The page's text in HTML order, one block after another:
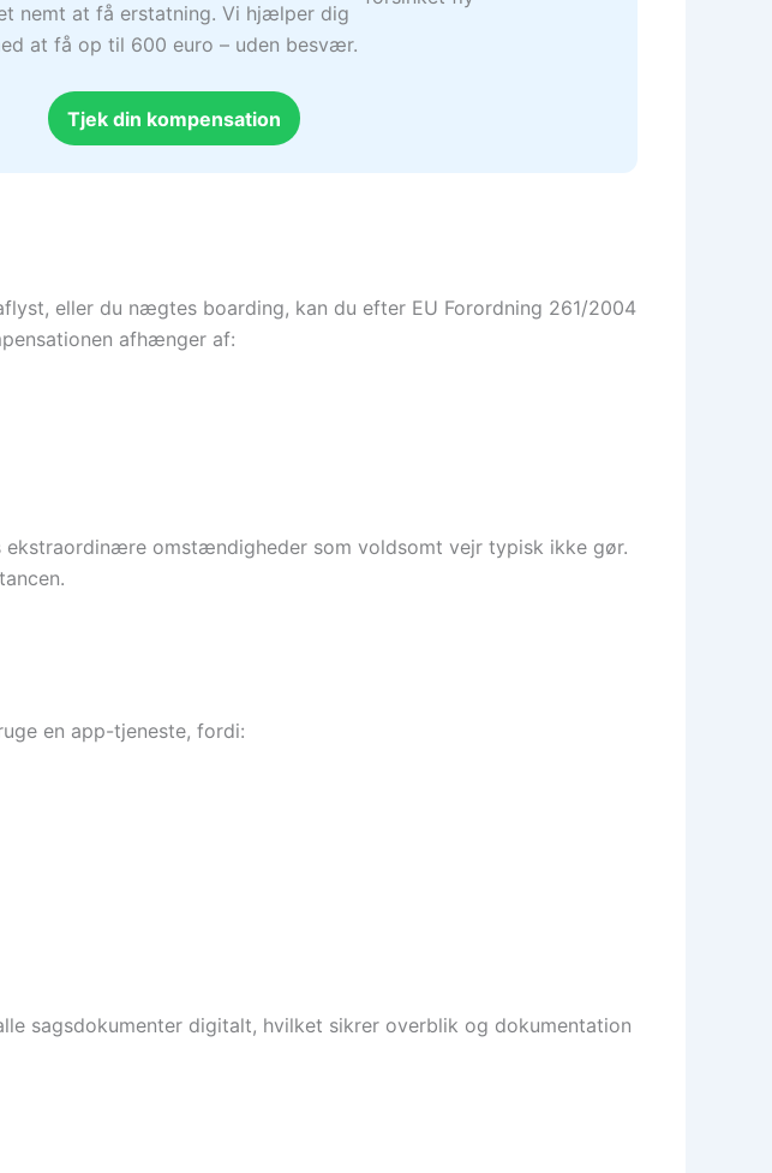
nemt at få erstatning. Vi hjælper dig
at få op til 600 euro – uden besvær.
Tjek din kompensation
eller du nægtes boarding, kan du efter EU Forordning 261/2004
afhænger af:
omstændigheder som voldsomt vejr typisk ikke gør.
en app-tjeneste, fordi:
sagsdokumenter digitalt, hvilket sikrer overblik og dokumentation